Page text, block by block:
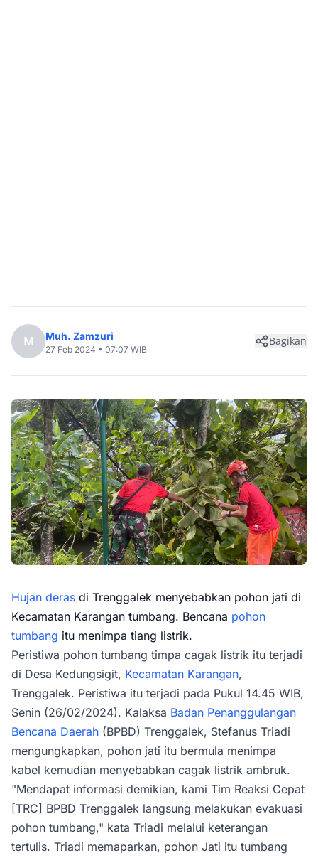
M Muh. Zamzuri
27 Feb 2024 • 07:07 WIB
Bagikan
Hujan deras di Trenggalek menyebabkan pohon jati di
Kecamatan Karangan tumbang. Bencana pohon
tumbang itu menimpa tiang listrik.
Peristiwa pohon tumbang timpa cagak listrik itu terjadi
di Desa Kedungsigit, Kecamatan Karangan,
Trenggalek. Peristiwa itu terjadi pada Pukul 14.45 WIB,
Senin (26/02/2024). Kalaksa Badan Penanggulangan
Bencana Daerah (BPBD) Trenggalek, Stefanus Triadi
mengungkapkan, pohon jati itu bermula menimpa
kabel kemudian menyebabkan cagak listrik ambruk.
"Mendapat informasi demikian, kami Tim Reaksi Cepat
[TRC] BPBD Trenggalek langsung melakukan evakuasi
pohon tumbang," kata Triadi melalui keterangan
tertulis. Triadi memaparkan, pohon Jati itu tumbang